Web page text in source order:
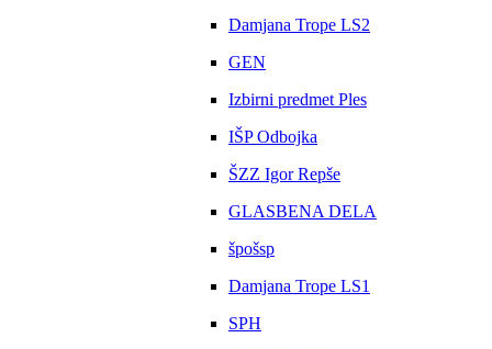
Damjana Trope LS2
GEN
Izbirni predmet Ples
IŠP Odbojka
ŠZZ Igor Repše
GLASBENA DELA
špošsp
Damjana Trope LS1
SPH